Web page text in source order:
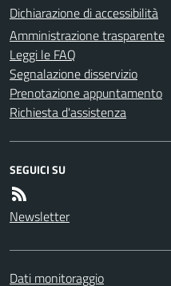
Dichiarazione di accessibilità
Amministrazione trasparente
Leggi le FAQ
Segnalazione disservizio
Prenotazione appuntamento
Richiesta d'assistenza
SEGUICI SU
Newsletter
Dati monitoraggio